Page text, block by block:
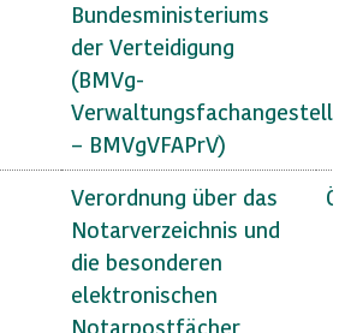
Bundesministeriums
der Verteidigung
(BMVg-
– BMVgVFAPrV)
Verordnung über das
Notarverzeichnis und
die besonderen
elektronischen
Notarpostfächer